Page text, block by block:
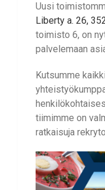
Uusi
Liberty a. 26,
toimisto 6, on
palvelemaan
Kutsumme
tiimimme on
ratkaisuja